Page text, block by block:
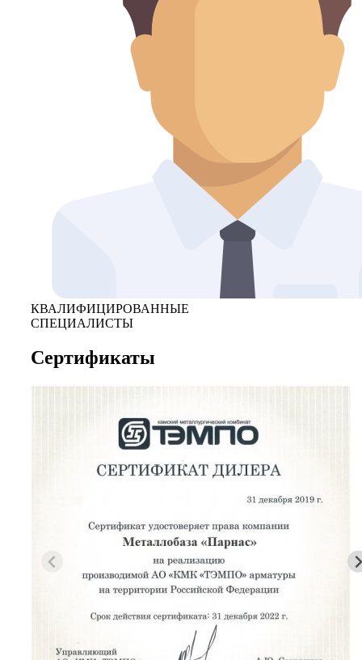
КВАЛИФИЦИРОВАННЫЕ
СПЕЦИАЛИСТЫ
Сертификаты